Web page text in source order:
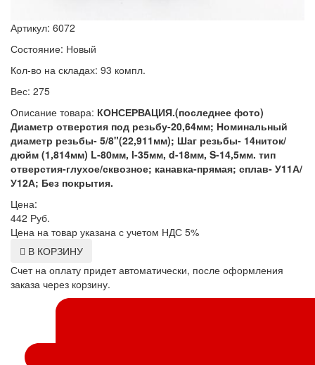
Артикул: 6072
Состояние: Новый
Кол-во на складах: 93 компл.
Вес: 275
Описание товара: КОНСЕРВАЦИЯ.(последнее фото)
Диаметр отверстия под резьбу-20,64мм; Номинальный
диаметр резьбы- 5/8"(22,911мм); Шаг резьбы- 14ниток/
дюйм (1,814мм) L-80мм, l-35мм, d-18мм, S-14,5мм. тип
отверстия-глухое/сквозное; канавка-прямая; сплав- У11А/
У12А; Без покрытия.
Цена:
442 Руб.
Цена на товар указана с учетом НДС 5%
В КОРЗИНУ
Счет на оплату придет автоматически, после оформления
заказа через корзину.